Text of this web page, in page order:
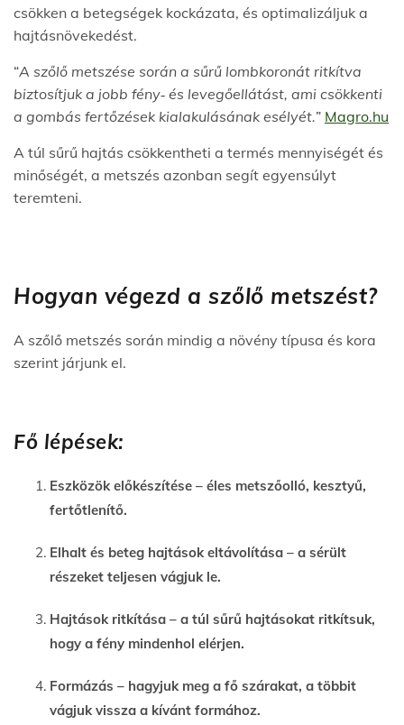
csökken a betegségek kockázata, és optimalizáljuk a
hajtásnövekedést.
“A szőlő metszése során a sűrű lombkoronát ritkítva
biztosítjuk a jobb fény‑ és levegőellátást, ami csökkenti
a gombás fertőzések kialakulásának esélyét.” Magro.hu
A túl sűrű hajtás csökkentheti a termés mennyiségét és
minőségét, a metszés azonban segít egyensúlyt
teremteni.
Hogyan végezd a szőlő metszést?
A szőlő metszés során mindig a növény típusa és kora
szerint járjunk el.
Fő lépések:
Eszközök előkészítése – éles metszőolló, kesztyű,
fertőtlenítő.
Elhalt és beteg hajtások eltávolítása – a sérült
részeket teljesen vágjuk le.
Hajtások ritkítása – a túl sűrű hajtásokat ritkítsuk,
hogy a fény mindenhol elérjen.
Formázás – hagyjuk meg a fő szárakat, a többit
vágjuk vissza a kívánt formához.